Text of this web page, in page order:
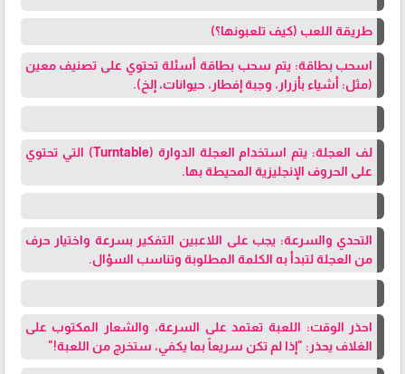
طريقة اللعب (كيف تلعبونها؟)
اسحب بطاقة: يتم سحب بطاقة أسئلة تحتوي على تصنيف معين
(مثل: أشياء بأزرار، وجبة إفطار، حيوانات، إلخ).
لف العجلة: يتم استخدام العجلة الدوارة (Turntable) التي تحتوي
على الحروف الإنجليزية المحيطة بها.
التحدي والسرعة: يجب على اللاعبين التفكير بسرعة واختيار حرف
من العجلة لتبدأ به الكلمة المطلوبة وتناسب السؤال.
احذر الوقت: اللعبة تعتمد على السرعة، والشعار المكتوب على
الغلاف يحذر: "إذا لم تكن سريعاً بما يكفي، ستخرج من اللعبة!"